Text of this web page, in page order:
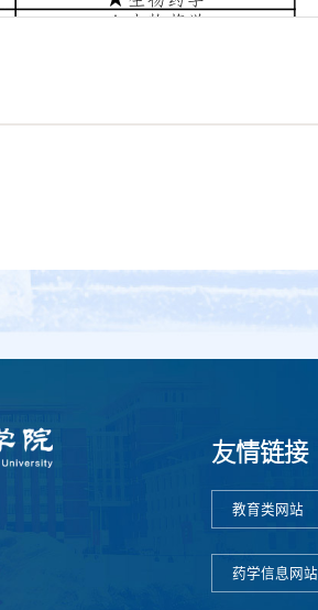
友情链接
教育类网站
药学信息网站